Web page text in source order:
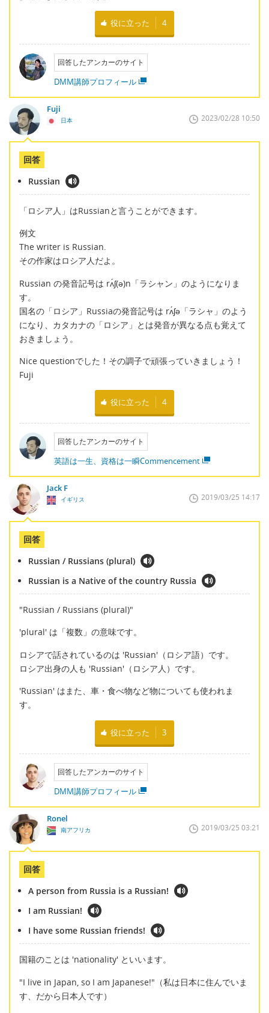
役に立った 4
回答したアンカーのサイト
DMM講師プロフィール
Fuji
日本 2023/02/28 10:50
回答
Russian
「ロシア人」はRussianと言うことができます。
例文
The writer is Russian.
その作家はロシア人だよ。
Russian の発音記号は rʌ́ʃ(ə)n「ラシャン」のようになりま
す。
国名の「ロシア」Russiaの発音記号は rʌ́ʃə「ラシャ」のよう
になり、カタカナの「ロシア」とは発音が異なる点も覚えて
おきましょう。
Nice questionでした！その調子で頑張っていきましょう！
Fuji
役に立った 4
回答したアンカーのサイト
英語は一生、資格は一瞬Commencement
Jack F
イギリス 2019/03/25 14:17
回答
Russian / Russians (plural)
Russian is a Native of the country Russia
"Russian / Russians (plural)"
'plural' は「複数」の意味です。
ロシアで話されているのは 'Russian'（ロシア語）です。
ロシア出身の人も 'Russian'（ロシア人）です。
'Russian' はまた、車・食べ物など物についても使われま
す。
役に立った 3
回答したアンカーのサイト
DMM講師プロフィール
Ronel
南アフリカ 2019/03/25 03:21
回答
A person from Russia is a Russian!
I am Russian!
I have some Russian friends!
国籍のことは 'nationality' といいます。
"I live in Japan, so I am Japanese!"（私は日本に住んでいま
す、だから日本人です）